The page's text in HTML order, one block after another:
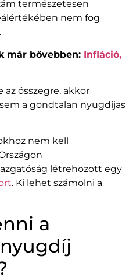
természetesen
nem fog
már bővebben: Infláció,
az összegre, akkor
a gondtalan nyugdíjas
nem kell
létrehozott egy
. Ki lehet számolni a
a